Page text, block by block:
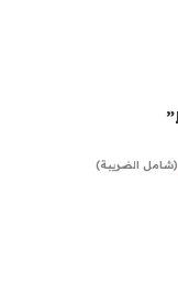
(شامل الضريبة)